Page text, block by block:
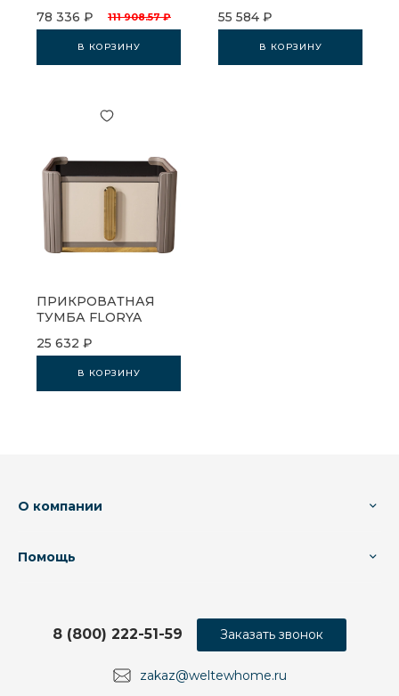
78 336 ₽
111 908.57 ₽
В КОРЗИНУ
55 584 ₽
В КОРЗИНУ
ПРИКРОВАТНАЯ
ТУМБА FLORYA
25 632 ₽
В КОРЗИНУ
О компании
Помощь
zakaz@weltewhome.ru
8 (800) 222-51-59 Заказать звонок